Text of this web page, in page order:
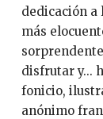
dedicación a
más
disfrutar y...
fonicio,
anónimo